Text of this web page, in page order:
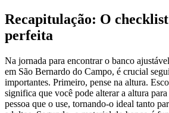
Recapitulação: O
perfeita
Na jornada para encontrar o banco
em São Bernardo do Campo, é crucial
importantes. Primeiro, pense na altura.
significa que você pode alterar a altura
pessoa que o use, tornando-o ideal tanto